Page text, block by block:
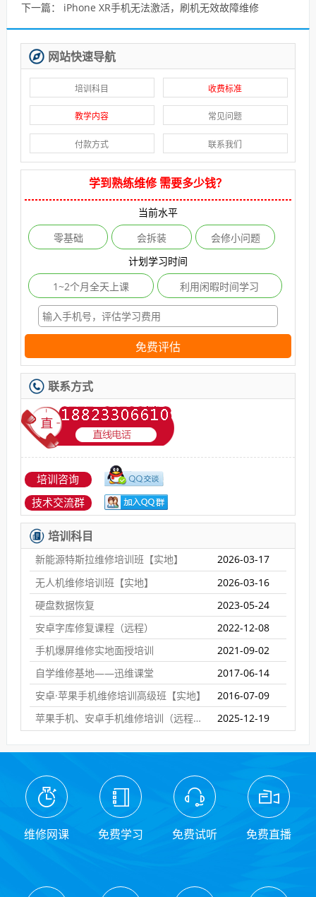
下一篇： iPhone XR手机无法激活，刷机无效故障维修
网站快速导航
培训科目 收费标准
教学内容 常见问题
付款方式 联系我们
学到熟练维修 需要多少钱？
当前水平
零基础
会拆装
会修小问题
计划学习时间
1~2个月全天上课
利用闲暇时间学习
免费评估
联系方式
培训咨询
技术交流群
培训科目
新能源特斯拉维修培训班【实地】
2026-03-17
无人机维修培训班【实地】
2026-03-16
硬盘数据恢复
2023-05-24
安卓字库修复课程（远程）
2022-12-08
手机爆屏维修实地面授培训
2021-09-02
自学维修基地——迅维课堂
2017-06-14
安卓·苹果手机维修培训高级班【实地】
2016-07-09
苹果手机、安卓手机维修培训（远程网络班）
2025-12-19
维修网课 免费学习 免费试听 免费直播